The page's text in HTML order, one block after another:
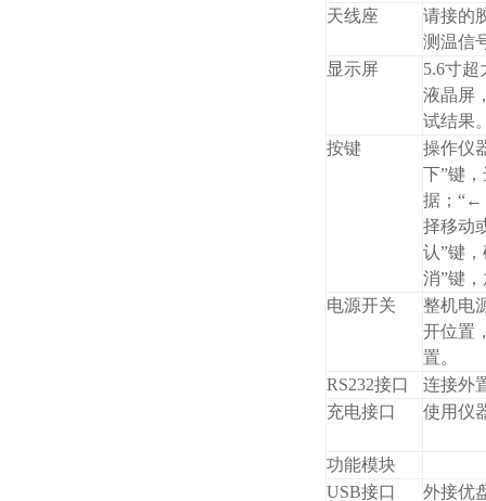
天线座
请接的
测温信
显示屏
5.6寸
液晶屏
试结果
按键
操作仪
下”键
据；
择移动
认”键
消”键
电源开关
整机电
开位置
置。
RS232接口
连接外
充电接口
使用仪
功能模块
USB接口
外接优